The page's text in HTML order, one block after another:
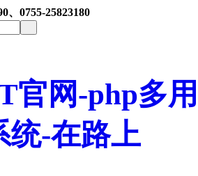
、0755-25823180